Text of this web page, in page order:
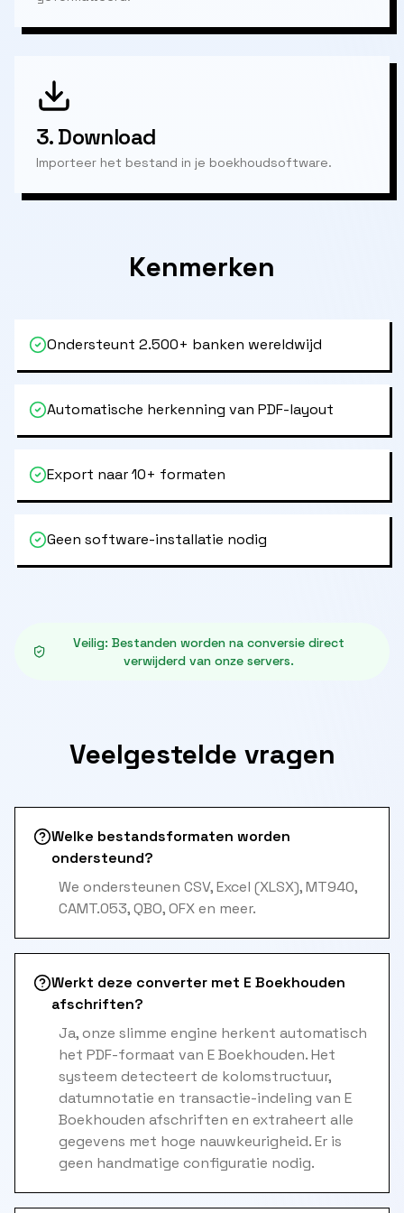
3.Download
Importeer het bestand in je boekhoudsoftware.
Kenmerken
Ondersteunt 2.500+ banken wereldwijd
Automatische herkenning van PDF-layout
Export naar 10+ formaten
Geen software-installatie nodig
Veilig: Bestanden worden na conversie direct
verwijderd van onze servers.
Veelgestelde vragen
Welke bestandsformaten worden
ondersteund?
We ondersteunen CSV, Excel (XLSX), MT940,
CAMT.053, QBO, OFX en meer.
Werkt deze converter met E Boekhouden
afschriften?
Ja, onze slimme engine herkent automatisch
het PDF-formaat van E Boekhouden. Het
systeem detecteert de kolomstructuur,
datumnotatie en transactie-indeling van E
Boekhouden afschriften en extraheert alle
gegevens met hoge nauwkeurigheid. Er is
geen handmatige configuratie nodig.